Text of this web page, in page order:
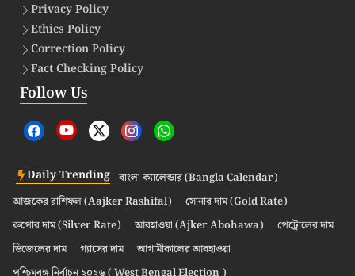
Privacy Policy
Ethics Policy
Correction Policy
Fact Checking Policy
Follow Us
Daily Trending বাংলা ক্যালেন্ডার (Bangla Calendar)
আজকের রাশিফল (Aajker Rashifal)
সোনার দাম (Gold Rate)
রুপোর দাম (Silver Rate)
আবহাওয়া (Ajker Abohawa)
পেট্রোলের দাম
ডিজেলের দাম
গ্যাসের দাম
আগামীকালের আবহাওয়া